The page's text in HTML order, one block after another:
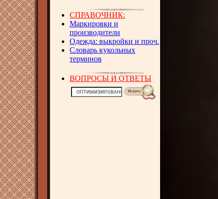
СПРАВОЧНИК:
Маркировки и
производители
Одежда: выкройки и проч.
Словарь кукольных
терминов
ВОПРОСЫ И ОТВЕТЫ